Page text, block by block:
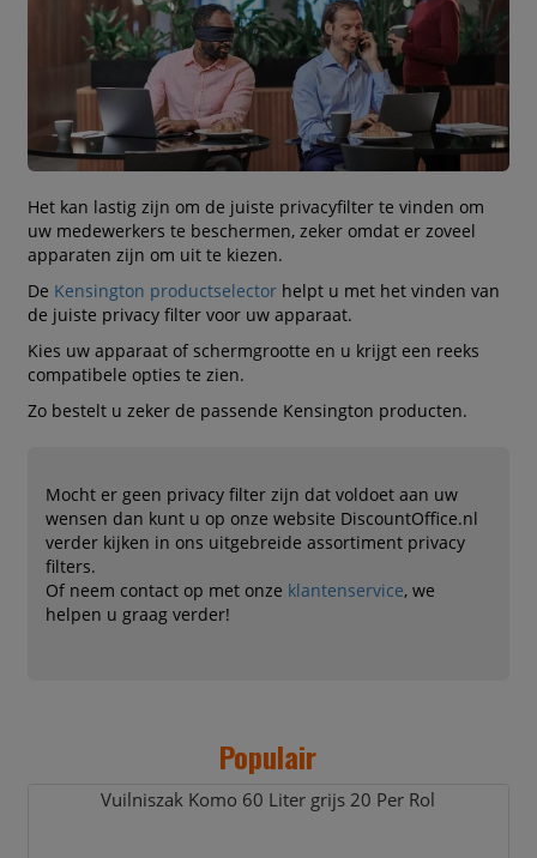
Het kan lastig zijn om de juiste privacyfilter te vinden om
uw medewerkers te beschermen, zeker omdat er zoveel
apparaten zijn om uit te kiezen.
De Kensington productselectorhelpt u met het vinden van
de juiste privacy filter voor uw apparaat.
Kies uw apparaat of schermgrootte en u krijgt een reeks
compatibele opties te zien.
Zo bestelt u zeker de passende Kensington producten.
Mocht er geen privacy filter zijn dat voldoet aan uw
wensen dan kunt u op onze website DiscountOffice.nl
verder kijken in ons uitgebreide assortiment privacy
filters.
Of neem contact op met onze klantenservice, we
helpen u graag verder!
Populair
Vuilniszak Komo 60 Liter grijs 20 Per Rol